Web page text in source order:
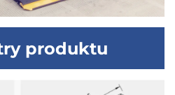
produktu